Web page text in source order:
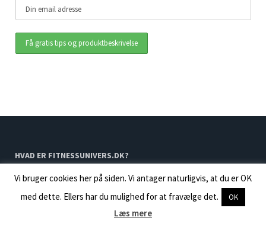
HVAD ER FITNESSUNIVERS.DK?
Fitnessunivers.dk er et nyt, dansk magasin med fokus på fitness, sport,
motion og sundhed. Siden byder på en lang række artikler indenfor
ovenstående emner, hvilket bl.a. inkluderer tests, guides, anmeldelser,
Vi bruger cookies her på siden. Vi antager naturligvis, at du er OK
med dette. Ellers har du mulighed for at fravælge det.
OK
Læs mere